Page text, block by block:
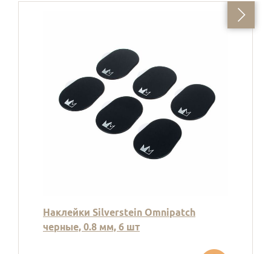
Наклейки Silverstein Omnipatch
черные, 0.8 мм, 6 шт